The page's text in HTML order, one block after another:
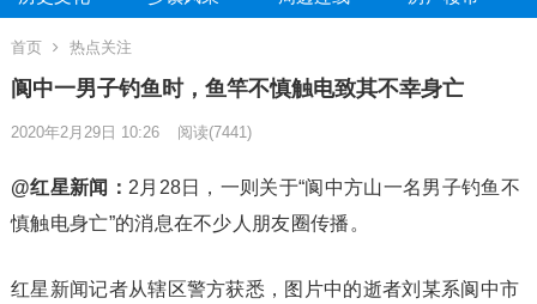
首页 热点关注
阆中一男子钓鱼时，鱼竿不慎触电致其不幸身亡
2020年2月29日 10:26 阅读(7441)
@红星新闻： 2月28日，一则关于“阆中方山一名男子钓鱼不
慎触电身亡”的消息在不少人朋友圈传播。
红星新闻记者从辖区警方获悉，图片中的逝者刘某系阆中市